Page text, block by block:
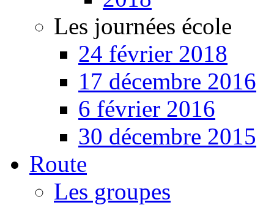
Les journées école
24 février 2018
17 décembre 2016
6 février 2016
30 décembre 2015
Route
Les groupes